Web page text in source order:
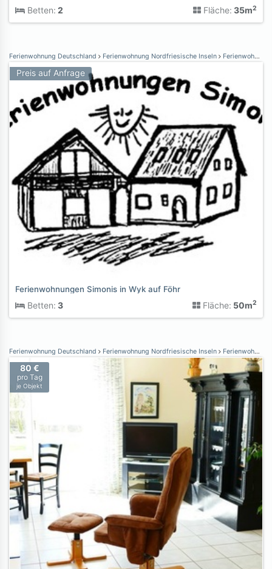
Betten: 2 Fläche: 35m2
Ferienwohnung Deutschland Ferienwohnung Nordfriesische Inseln Ferienwohnung Föhr
Preis auf Anfrage
Ferienwohnungen Simonis in Wyk auf Föhr
Betten: 3 Fläche: 50m2
Ferienwohnung Deutschland Ferienwohnung Nordfriesische Inseln Ferienwohnung Nordstrand
80 €
pro Tag
je Objekt